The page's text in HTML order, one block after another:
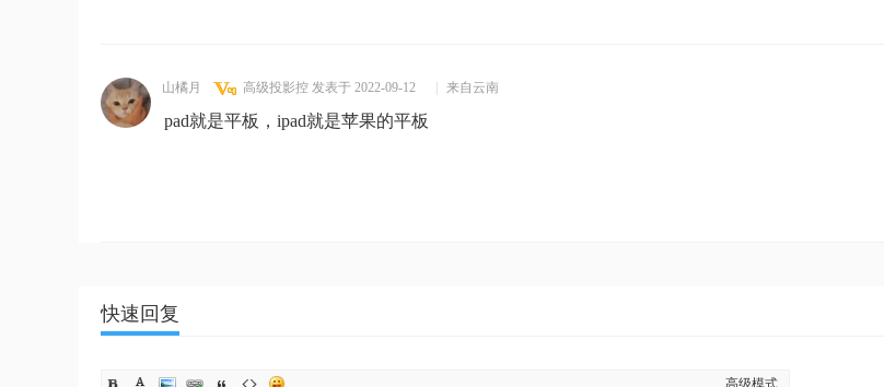
山橘月 高级投影控 发表于 2022-09-12 来自云南
pad就是平板，ipad就是苹果的平板
快速回复
高级模式